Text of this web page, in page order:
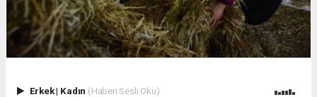
Erkek| Kadın (Haberi Sesli Oku)